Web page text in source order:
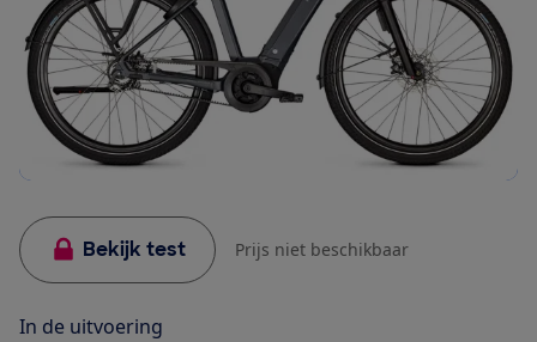
Bekijk test Prijs niet beschikbaar
In de uitvoering